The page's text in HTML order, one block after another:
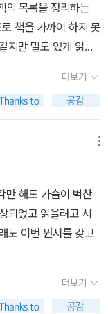
서는 항상성이 자연
문화, 문명을 유기체에
이다. “어느 정도의
단호한 노력이라는
으로부터 자유로울
의 신화와 같이 늘 좌
한다고 말한다. “자
라는 보이지 않는 손
문화적 형태를 발
주어진 조건들을 변
이며 교육자”인 안토
재를 향한 그의 그치
았다. 여기까지가 데
한 이야기이다.​다마지
하고자 한다. 이 책
수 있으니 안도할
이다. 즉 우리 신체는
을 한다. 이러한 신
책의 핵심 키워드는
기 위해 최적화되고
모든 생명체의 본질
판단과 선택을 해야
들어 아메바 같은 단
이해가 되면서도 흥
수배다) 찾아보긴 해
과만 남겨놓은 거 아
의 정본 번역본이 무
시 고민했던 듯하다.
오고 있다. 봄학기에
테와 스피노자'에도
지 않다. 더 나아가
거기에 다마
을 갖게 되었는데, 이
류>와 <스피노자의
념론 대 들뢰즈'의 구
괄적으로 다루는 책이
더보기
만 해도 가슴이 벅찬
도 이번 원서를 갖고
더보기